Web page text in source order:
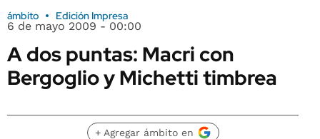
ámbito Edición Impresa
6 de mayo 2009 - 00:00
A dos puntas: Macri con
Bergoglio y Michetti timbrea
+ Agregar ámbito en